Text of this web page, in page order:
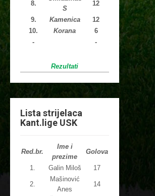
8.
S
12
9. Kamenica
12
10.
Korana
6
-
-
Rezultati
Lista strijelaca
Kant.lige USK
Red.br.
Ime i
prezime
Golova
1. Galin Miloš 17
2.
Mašinović
Anes
14